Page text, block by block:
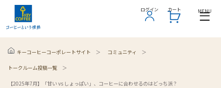
ログイン カート MENU
ログイン カート MENU
キーコーヒーコーポレートサイト コミュニティ
トークルーム投稿一覧
【2025年7月】「甘い vs しょっぱい」、コーヒーに合わせるのはどっち派？